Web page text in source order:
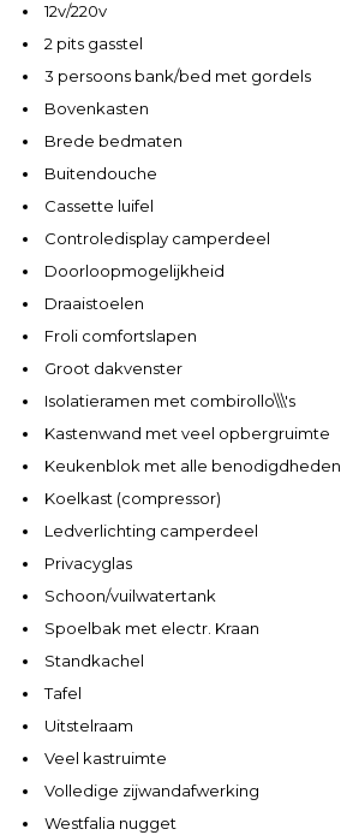
12v/220v
2 pits gasstel
3 persoons bank/bed met gordels
Bovenkasten
Brede bedmaten
Buitendouche
Cassette luifel
Controledisplay camperdeel
Doorloopmogelijkheid
Draaistoelen
Froli comfortslapen
Groot dakvenster
Isolatieramen met combirollo\\\'s
Kastenwand met veel opbergruimte
Keukenblok met alle benodigdheden
Koelkast (compressor)
Ledverlichting camperdeel
Privacyglas
Schoon/vuilwatertank
Spoelbak met electr. Kraan
Standkachel
Tafel
Uitstelraam
Veel kastruimte
Volledige zijwandafwerking
Westfalia nugget